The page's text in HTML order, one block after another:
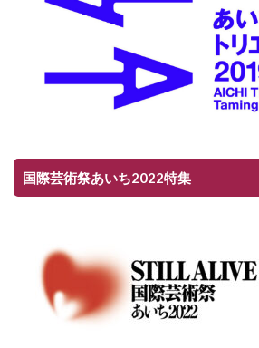
国際芸術祭あいち2022特集